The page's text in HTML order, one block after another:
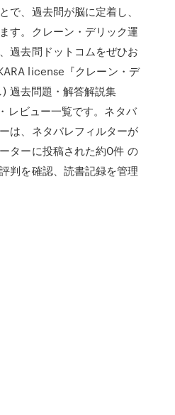
で、過去問が脳に定着し、
す。クレーン・デリック運
過去問ドットコムをぜひお
license『クレーン・デ
過去問題・解答解説集
レビュー一覧です。ネタバ
は、ネタバレフィルターが
ターに投稿された約0件 の
判を確認、読書記録を管理